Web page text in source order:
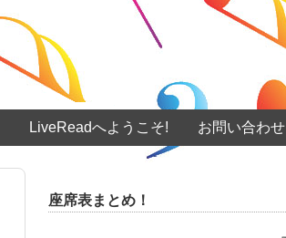
LiveReadへようこそ! お問い合わせ
座席表まとめ！